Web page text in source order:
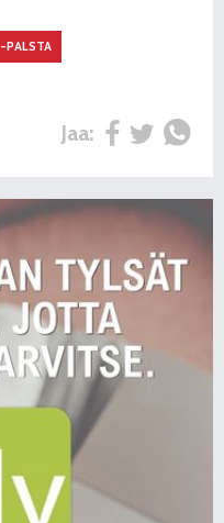
PALSTA
Jaa: